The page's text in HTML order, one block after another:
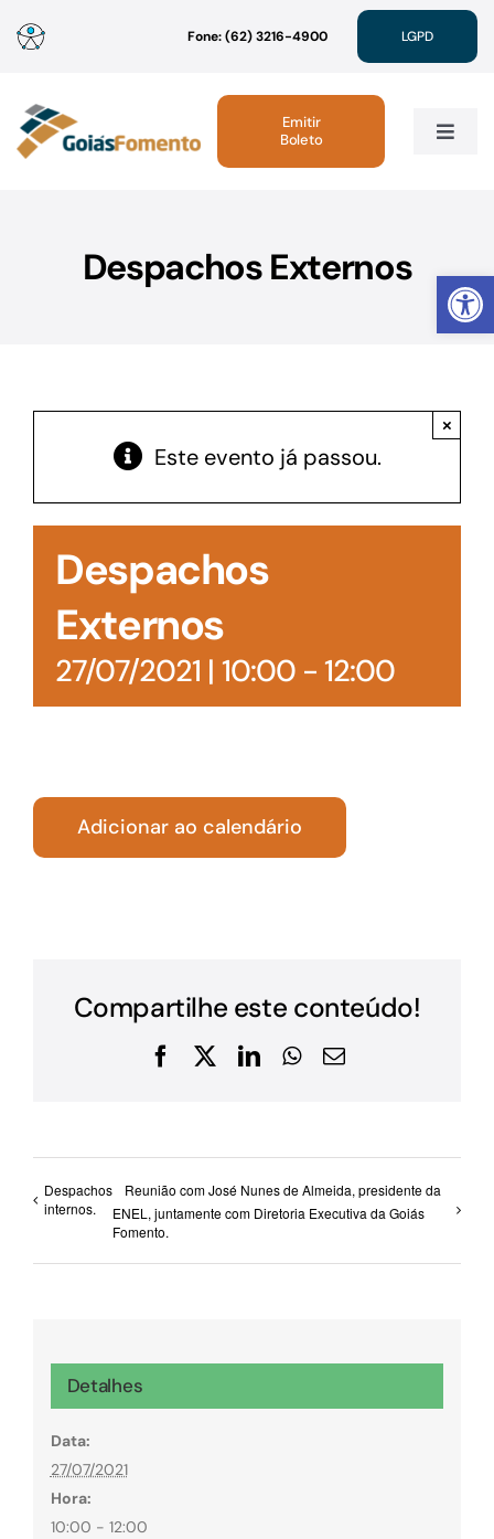
Abrir
para
conteúdo
Fone: (62) 3216-4900 LGPD
Toggle
Linhas de Crédito
Acesso à Informação
Emitir
Boleto
Despachos Externos
Este evento já passou.
×
Despachos
Externos
27/07/2021 | 10:00- 12:00
Adicionar ao calendário
Compartilhe este conteúdo!
Facebook
X LinkedInWhatsApp
E-
Despachos
internos.
Reunião com José Nunes de Almeida, presidente da
ENEL, juntamente com Diretoria Executiva da Goiás
Fomento.
Detalhes
Data:
27/07/2021
Hora:
10:00 - 12:00